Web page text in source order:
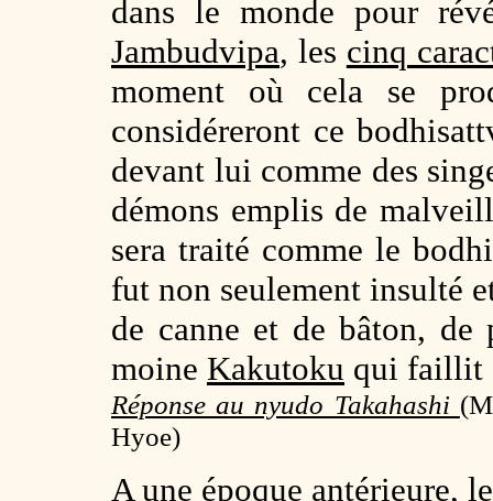
dans le monde pour
Jambudvipa, les cinq
moment où cela se
considéreront ce
devant lui comme des
démons emplis de
sera traité comme le
fut non seulement insulté
de canne et de bâton,
moine Kakutoku qui faillit
Réponse au nyudo Takahashi (
Hyoe)
A une époque antérieure,